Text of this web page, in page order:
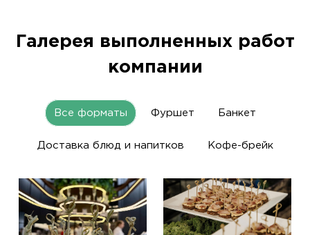
Галерея выполненных работ
компании
Все форматы Фуршет Банкет
Доставка блюд и напитков Кофе-брейк